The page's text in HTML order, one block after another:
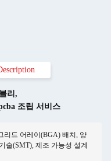
리 ,
조립 서비스
리드 어레이(BGA) 배치, 양
술(SMT), 제조 가능성 설계